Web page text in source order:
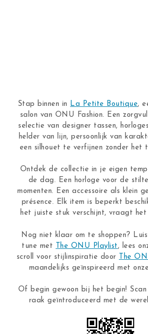
Stap binnen in La Petite Boutique,
salon van ONU Fashion. Een
selectie van designer tassen,
helder van lijn, persoonlijk van
een silhouet te verfijnen zonder het
Ontdek de collectie in je eigen
de dag. Een horloge voor de
momenten. Een accessoire als klein
présence. Elk item is beperkt
het juiste stuk verschijnt, vraagt
Nog niet klaar om te shoppen?
tune met
The ONU Playlist , lees
scroll voor stijlinspiratie door
The
maandelijks geïnspireerd met
Of begin gewoon bij het begin!
raak geïntroduceerd met de